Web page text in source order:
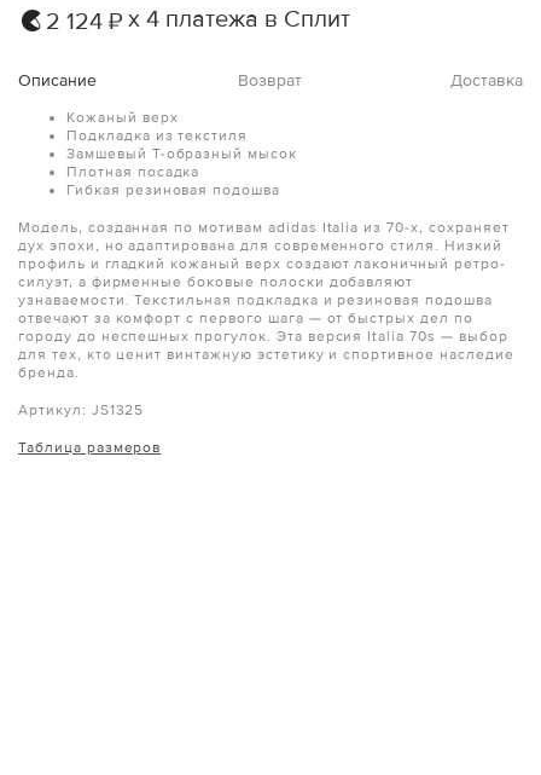
2 124 ₽ х 4 платежа в Сплит
Описание Возврат Доставка
Кожаный верх
Подкладка из текстиля
Замшевый Т-образный мысок
Плотная посадка
Гибкая резиновая подошва
Модель, созданная по мотивам adidas Italia из 70-х, сохраняет
дух эпохи, но адаптирована для современного стиля. Низкий
профиль и гладкий кожаный верх создают лаконичный ретро-
силуэт, а фирменные боковые полоски добавляют
узнаваемости. Текстильная подкладка и резиновая подошва
отвечают за комфорт с первого шага — от быстрых дел по
городу до неспешных прогулок. Эта версия Italia 70s — выбор
для тех, кто ценит винтажную эстетику и спортивное наследие
бренда.
Артикул: JS1325
Таблица размеров